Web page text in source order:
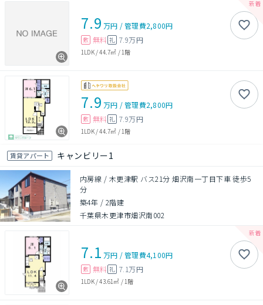
7.9 万円 /管理費2,800円
敷 無料 礼 7.9万円
1LDK/44.7㎡ / 1階
7.9 万円 /管理費2,800円
敷 無料 礼 7.9万円
1LDK/44.7㎡ /1階
賃貸アパート キャンビリー1
内房線 / 木更津駅 バス21分 畑沢南一丁目下車 徒歩5
分
築4年 / 2階建
千葉県木更津市畑沢南002
7.1 万円 /管理費4,100円
敷 無料 礼 7.1万円
1LDK/43.61㎡ / 1階